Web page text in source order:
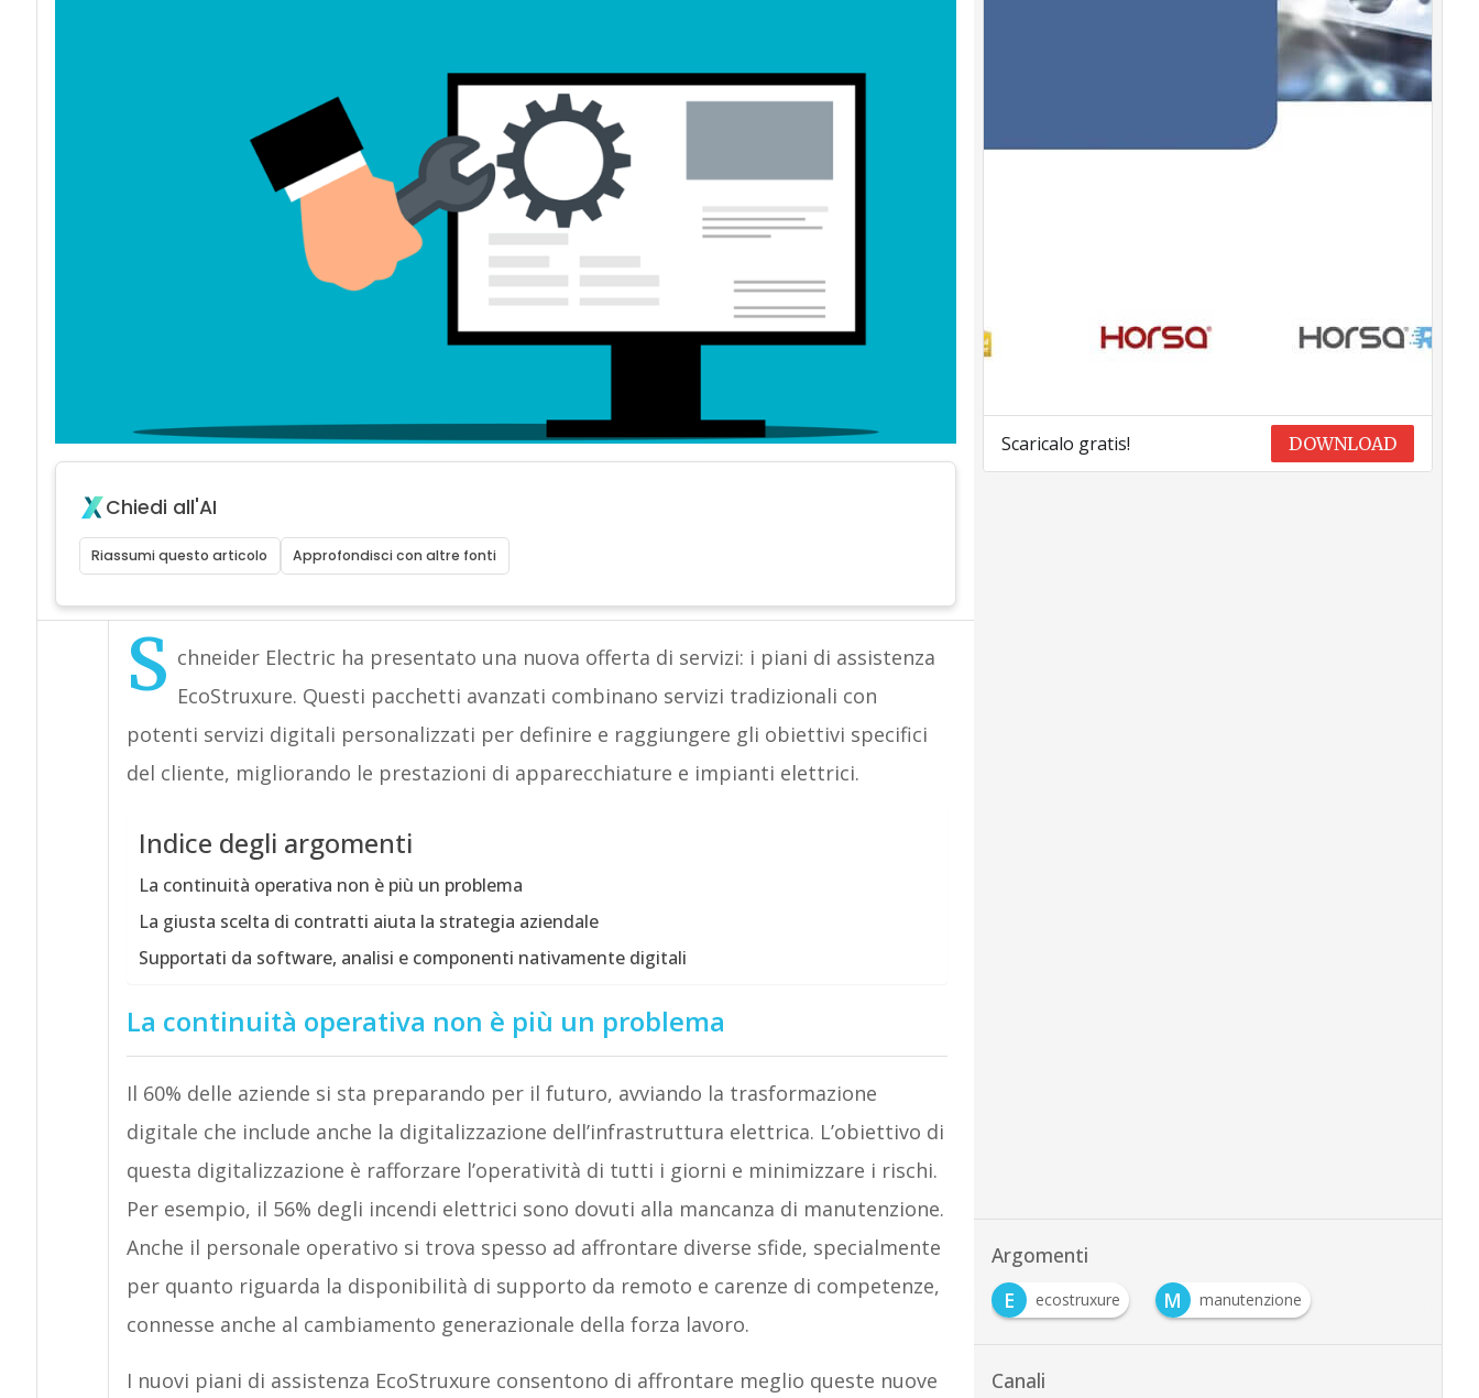
Chiedi all'AI
Riassumi questo articolo Approfondisci con altre fonti
S chneider Electric ha presentato una nuova offerta di servizi: i piani di assistenza
EcoStruxure. Questi pacchetti avanzati combinano servizi tradizionali con
potenti servizi digitali personalizzati per definire e raggiungere gli obiettivi specifici
del cliente, migliorando le prestazioni di apparecchiature e impianti elettrici.
Indice degli argomenti
La continuità operativa non è più un problema
La giusta scelta di contratti aiuta la strategia aziendale
Supportati da software, analisi e componenti nativamente digitali
La continuità operativa non è più un problema
Il 60% delle aziende si sta preparando per il futuro, avviando la trasformazione
digitale che include anche la digitalizzazione dell’infrastruttura elettrica. L’obiettivo di
questa digitalizzazione è rafforzare l’operatività di tutti i giorni e minimizzare i rischi.
Per esempio, il 56% degli incendi elettrici sono dovuti alla mancanza di manutenzione.
Anche il personale operativo si trova spesso ad affrontare diverse sfide, specialmente
per quanto riguarda la disponibilità di supporto da remoto e carenze di competenze,
connesse anche al cambiamento generazionale della forza lavoro.
I nuovi piani di assistenza EcoStruxure consentono di affrontare meglio queste nuove
Scaricalo gratis! DOWNLOAD
Argomenti
E
ecostruxure M manutenzione
Canali